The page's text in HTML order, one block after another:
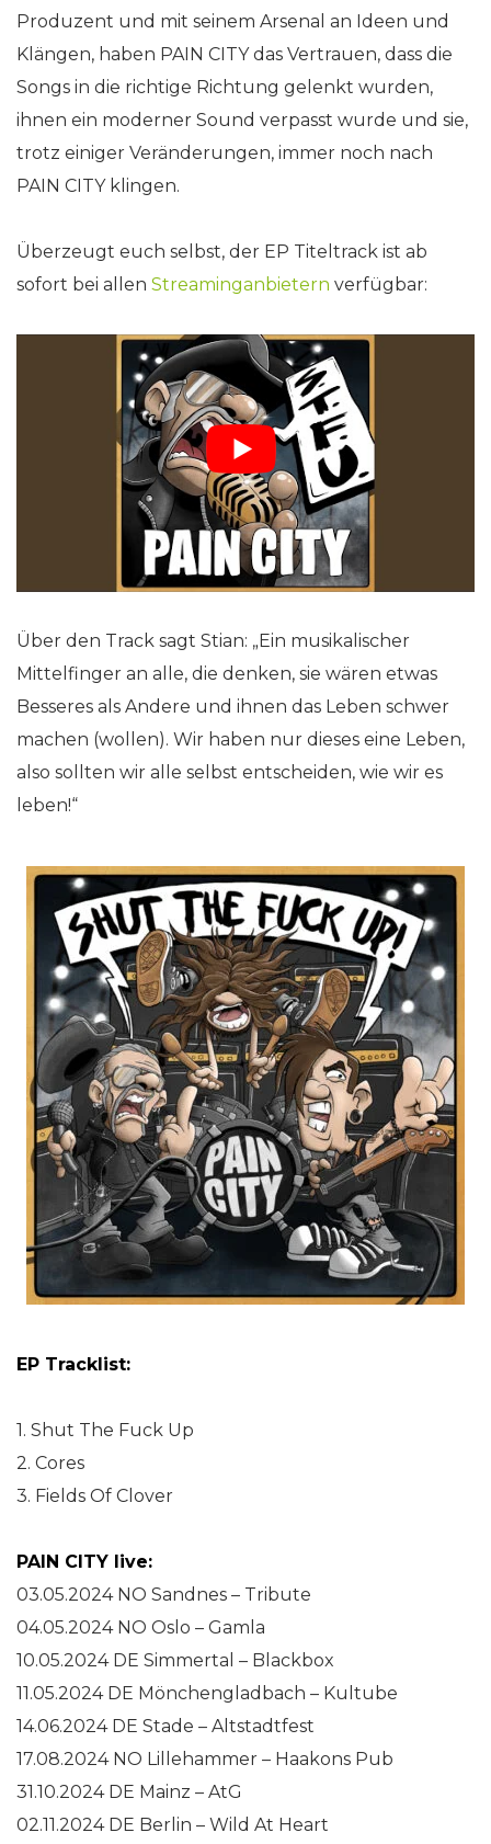
Produzent und mit seinem Arsenal an Ideen und
Klängen, haben PAIN CITY das Vertrauen, dass die
Songs in die richtige Richtung gelenkt wurden,
ihnen ein moderner Sound verpasst wurde und sie,
trotz einiger Veränderungen, immer noch nach
PAIN CITY klingen.
Überzeugt euch selbst, der EP Titeltrack ist ab
sofort bei allen Streaminganbietern verfügbar:
Über den Track sagt Stian: „Ein musikalischer
Mittelfinger an alle, die denken, sie wären etwas
Besseres als Andere und ihnen das Leben schwer
machen (wollen). Wir haben nur dieses eine Leben,
also sollten wir alle selbst entscheiden, wie wir es
leben!“
EP Tracklist:
1. Shut The Fuck Up
2. Cores
3. Fields Of Clover
PAIN CITY live:
03.05.2024 NO Sandnes – Tribute
04.05.2024 NO Oslo – Gamla
10.05.2024 DE Simmertal – Blackbox
11.05.2024 DE Mönchengladbach – Kultube
14.06.2024 DE Stade – Altstadtfest
17.08.2024 NO Lillehammer – Haakons Pub
31.10.2024 DE Mainz – AtG
02.11.2024 DE Berlin – Wild At Heart